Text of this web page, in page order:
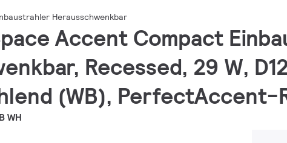
Herausschwenkbar
Accent Compact
Recessed, 29 W,
(WB), PerfectAccent-
WH